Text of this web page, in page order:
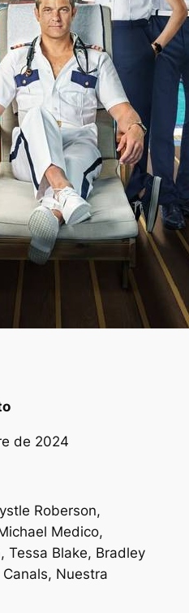
de 2024
Roberson,
Medico,
Tessa Blake, Bradley
Nuestra